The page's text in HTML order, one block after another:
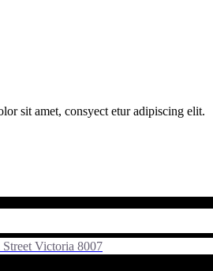
sit amet, consyect etur adipiscing elit.
Victoria 8007